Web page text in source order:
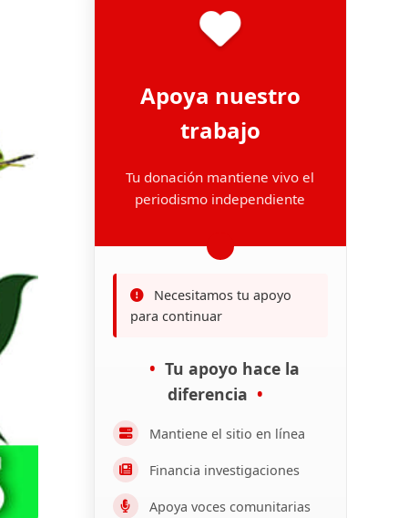
Apoya nuestro
trabajo
Tu donación mantiene vivo el
periodismo independiente
Necesitamos tu apoyo
para continuar
Tu apoyo hace la
diferencia
Mantiene el sitio en línea
Financia investigaciones
Apoya voces comunitarias